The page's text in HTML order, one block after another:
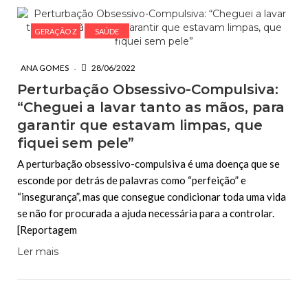
GERAÇÃO Z SAÚDE
ANA GOMES 28/06/2022
Perturbação Obsessivo-Compulsiva:
“Cheguei a lavar tanto as mãos, para
garantir que estavam limpas, que
fiquei sem pele”
A perturbação obsessivo-compulsiva é uma doença que se
esconde por detrás de palavras como “perfeição” e
“insegurança”, mas que consegue condicionar toda uma vida
se não for procurada a ajuda necessária para a controlar.
[Reportagem
Ler mais